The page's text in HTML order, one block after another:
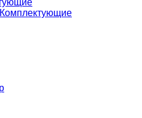
Комплектующие